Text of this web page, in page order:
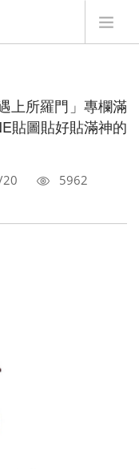
上所羅門」專欄滿
貼圖貼好貼滿神的
5962